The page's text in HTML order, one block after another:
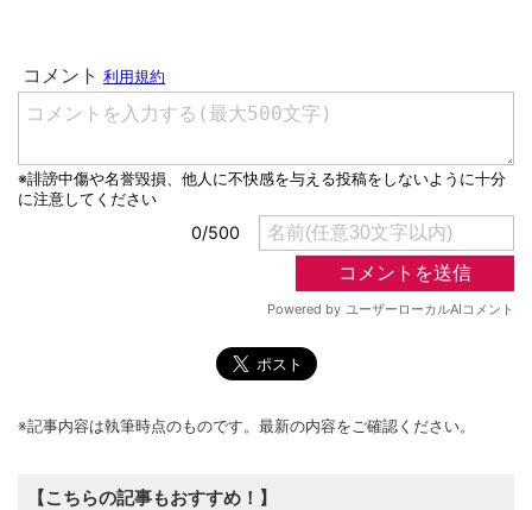
※記事内容は執筆時点のものです。最新の内容をご確認ください。
【こちらの記事もおすすめ！】